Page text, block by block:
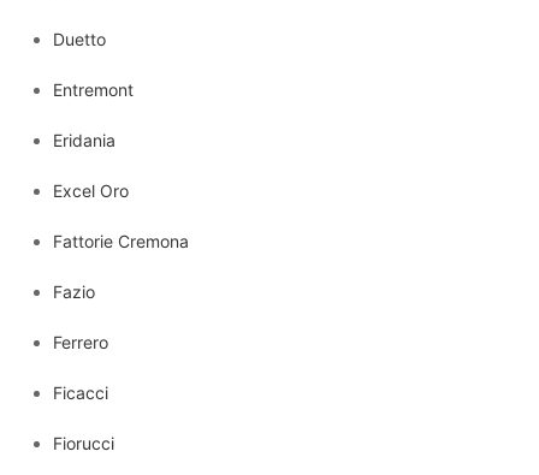
Duetto
Entremont
Eridania
Excel Oro
Fattorie Cremona
Fazio
Ferrero
Ficacci
Fiorucci